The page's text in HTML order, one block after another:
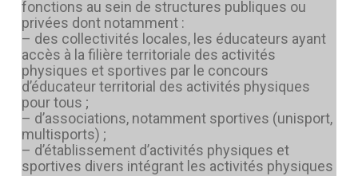
fonctions au sein de structures publiques ou
privées dont notamment :
– des collectivités locales, les éducateurs ayant
accès à la filière territoriale des activités
physiques et sportives par le concours
d’éducateur territorial des activités physiques
pour tous ;
– d’associations, notamment sportives (unisport,
multisports) ;
– d’établissement d’activités physiques et
sportives divers intégrant les activités physiques